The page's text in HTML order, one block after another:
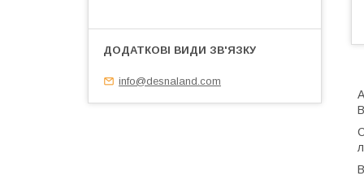
info@desnaland.com